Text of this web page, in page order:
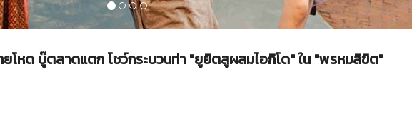
หด บู๊ตลาดแตก โชว์กระบวนท่า "ยูยิตสูผสมไอกิโด" ใน "พรหมลิขิต"